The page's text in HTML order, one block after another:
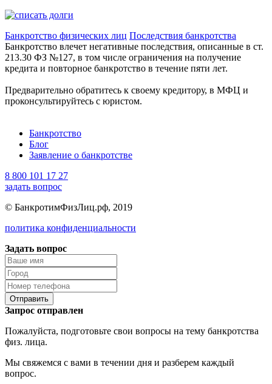
Банкротство физических лиц Последствия банкротства
Банкротство влечет негативные последствия, описанные в ст.
213.30 ФЗ №127, в том числе ограничения на получение
кредита и повторное банкротство в течение пяти лет.
Предварительно обратитесь к своему кредитору, в МФЦ и
проконсультируйтесь с юристом.
Банкротство
Блог
Заявление о банкротстве
8 800 101 17 27
задать вопрос
© БанкротимФизЛиц.рф, 2019
политика конфиденциальности
Задать вопрос
Отправить
Запрос отправлен
Пожалуйста, подготовьте свои вопросы на тему банкротства
физ. лица.
Мы свяжемся с вами в течении дня и разберем каждый
вопрос.